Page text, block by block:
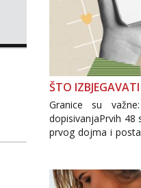
ŠTO
Granice su
dopisivanjaPrvih 48
prvog dojma i
Važno je izbjeći
informacija, jer
povjerenje. Takođe...